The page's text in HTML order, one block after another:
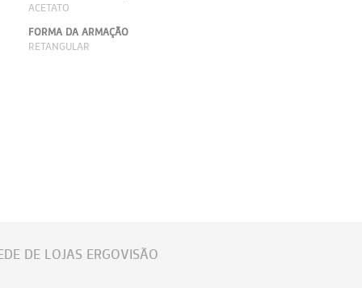
ACETATO
FORMA DA ARMAÇÃO
RETANGULAR
DE LOJAS ERGOVISÃO